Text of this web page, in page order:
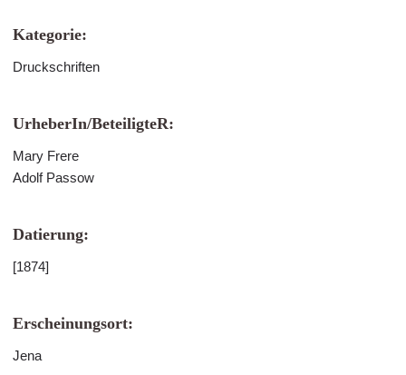
Kategorie:
Druckschriften
UrheberIn/BeteiligteR:
Mary Frere
Adolf Passow
Datierung:
[1874]
Erscheinungsort:
Jena